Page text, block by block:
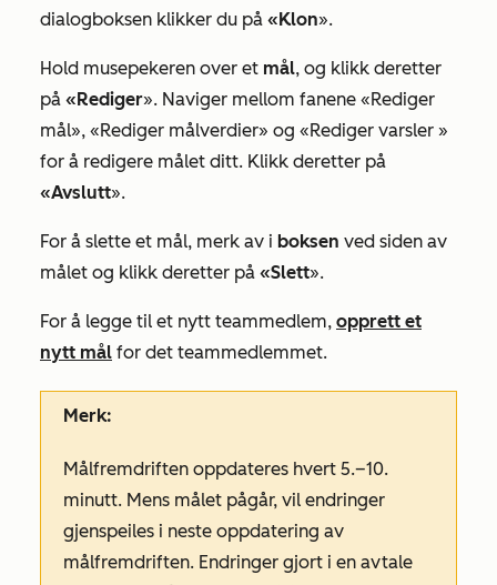
dialogboksen klikker du på «Klon».
Hold musepekeren over et mål, og klikk deretter
på «Rediger». Naviger mellom fanene «Rediger
mål», «Rediger målverdier» og «Rediger varsler »
for å redigere målet ditt. Klikk deretter på
«Avslutt».
For å slette et mål, merk av i boksen ved siden av
målet og klikk deretter på «Slett».
For å legge til et nytt teammedlem, opprett et
nytt mål for det teammedlemmet.
Merk:
Målfremdriften oppdateres hvert 5.–10.
minutt. Mens målet pågår, vil endringer
gjenspeiles i neste oppdatering av
målfremdriften. Endringer gjort i en avtale